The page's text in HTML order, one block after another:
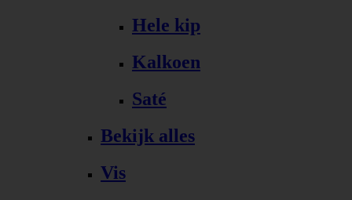
Hele kip
Kalkoen
Saté
Bekijk alles
Vis